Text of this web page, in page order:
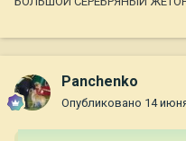
Panchenko
Опубликовано 14